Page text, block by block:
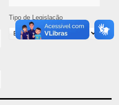
Tipo de Legislação